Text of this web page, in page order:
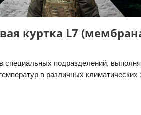
куртка L7
специальных подразделений,
в различных климатических